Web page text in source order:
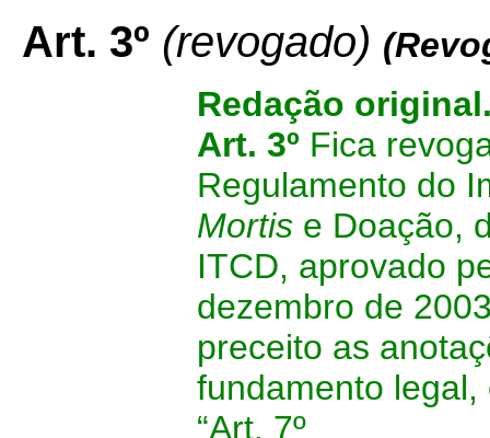
Art. 3º (revogado)
Redação
Art. 3º Fica
Regulamento do
Mortis e Doação,
ITCD, aprovado
dezembro de
preceito as
fundamento
“Art. 7º